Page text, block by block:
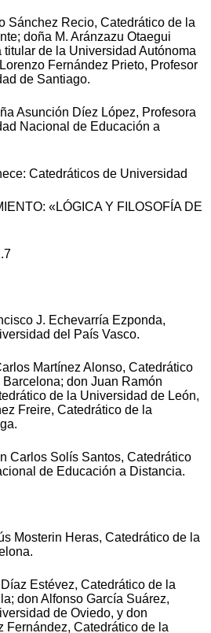
Sánchez Recio, Catedrático de la
doña M. Aránzazu Otaegui
de la Universidad Autónoma
Fernández Prieto, Profesor
de Santiago.
Asunción Díez López, Profesora
Nacional de Educación a
Catedráticos de Universidad
«LÓGICA Y FILOSOFÍA DE
J. Echevarría Ezponda,
del País Vasco.
Martínez Alonso, Catedrático
don Juan Ramón
de la Universidad de León,
Freire, Catedrático de la
Carlos Solís Santos, Catedrático
de Educación a Distancia.
Mosterin Heras, Catedrático de la
Estévez, Catedrático de la
don Alfonso García Suárez,
de Oviedo, y don
Fernández, Catedrático de la